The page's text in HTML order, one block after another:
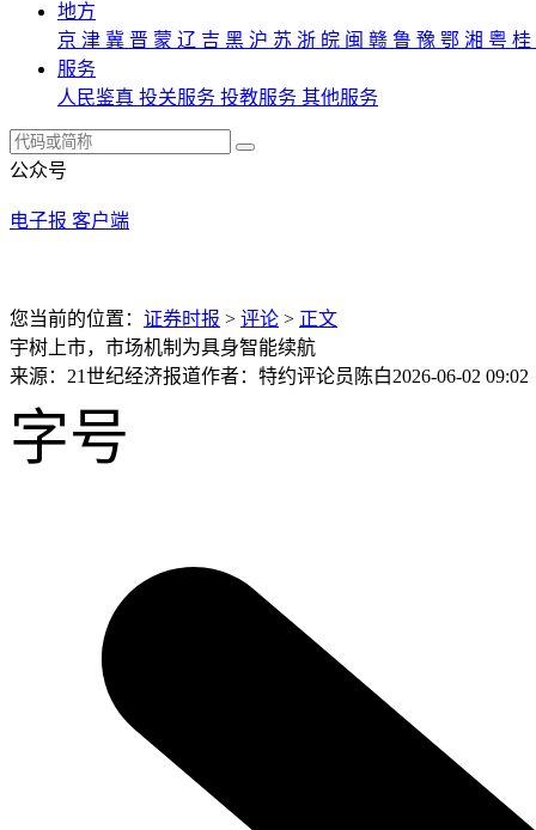
地方
京 津 冀 晋 蒙 辽 吉 黑 沪 苏 浙 皖 闽 赣 鲁 豫 鄂 湘 粤 桂
服务
人民鉴真 投关服务 投教服务 其他服务
公众号
电子报 客户端
您当前的位置： 证券时报 > 评论 > 正文
宇树上市，市场机制为具身智能续航
来源：21世纪经济报道作者：特约评论员陈白2026-06-02 09:02
字号